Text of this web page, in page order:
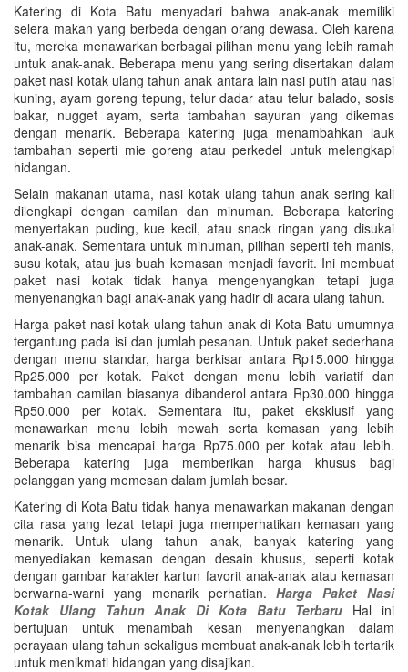
Katering di Kota Batu menyadari bahwa anak-anak memiliki
selera makan yang berbeda dengan orang dewasa. Oleh karena
itu, mereka menawarkan berbagai pilihan menu yang lebih ramah
untuk anak-anak. Beberapa menu yang sering disertakan dalam
paket nasi kotak ulang tahun anak antara lain nasi putih atau nasi
kuning, ayam goreng tepung, telur dadar atau telur balado, sosis
bakar, nugget ayam, serta tambahan sayuran yang dikemas
dengan menarik. Beberapa katering juga menambahkan lauk
tambahan seperti mie goreng atau perkedel untuk melengkapi
hidangan.
Selain makanan utama, nasi kotak ulang tahun anak sering kali
dilengkapi dengan camilan dan minuman. Beberapa katering
menyertakan puding, kue kecil, atau snack ringan yang disukai
anak-anak. Sementara untuk minuman, pilihan seperti teh manis,
susu kotak, atau jus buah kemasan menjadi favorit. Ini membuat
paket nasi kotak tidak hanya mengenyangkan tetapi juga
menyenangkan bagi anak-anak yang hadir di acara ulang tahun.
Harga paket nasi kotak ulang tahun anak di Kota Batu umumnya
tergantung pada isi dan jumlah pesanan. Untuk paket sederhana
dengan menu standar, harga berkisar antara Rp15.000 hingga
Rp25.000 per kotak. Paket dengan menu lebih variatif dan
tambahan camilan biasanya dibanderol antara Rp30.000 hingga
Rp50.000 per kotak. Sementara itu, paket eksklusif yang
menawarkan menu lebih mewah serta kemasan yang lebih
menarik bisa mencapai harga Rp75.000 per kotak atau lebih.
Beberapa katering juga memberikan harga khusus bagi
pelanggan yang memesan dalam jumlah besar.
Katering di Kota Batu tidak hanya menawarkan makanan dengan
cita rasa yang lezat tetapi juga memperhatikan kemasan yang
menarik. Untuk ulang tahun anak, banyak katering yang
menyediakan kemasan dengan desain khusus, seperti kotak
dengan gambar karakter kartun favorit anak-anak atau kemasan
berwarna-warni yang menarik perhatian.Harga Paket Nasi
Kotak Ulang Tahun Anak Di Kota Batu Terbaru Hal ini
bertujuan untuk menambah kesan menyenangkan dalam
perayaan ulang tahun sekaligus membuat anak-anak lebih tertarik
untuk menikmati hidangan yang disajikan.